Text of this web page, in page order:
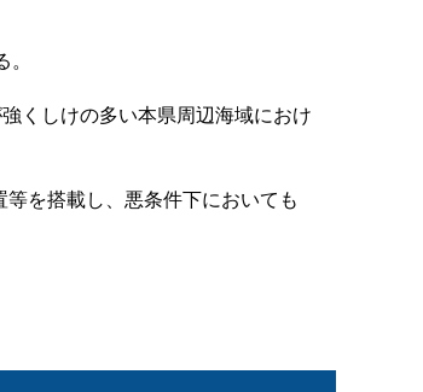
くしけの多い本県周辺海域におけ
を搭載し、悪条件下においても